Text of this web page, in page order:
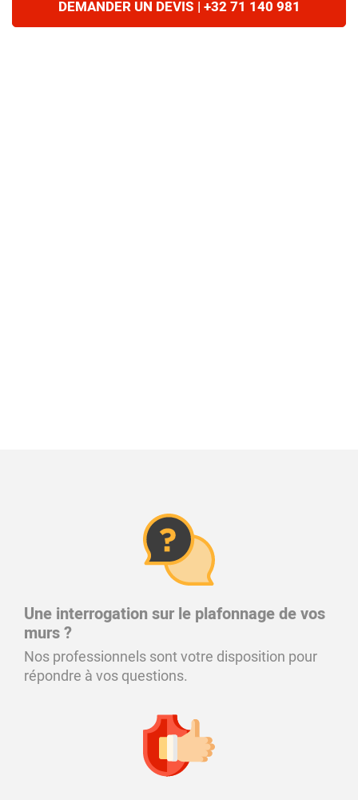
DEMANDER UN DEVIS | +32 71 140 981
Une interrogation sur le plafonnage de vos
murs ?
Nos professionnels sont votre disposition pour
répondre à vos questions.